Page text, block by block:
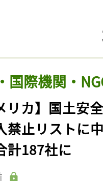
国際機関・
リカ】国土安
禁止リストに
計187社に